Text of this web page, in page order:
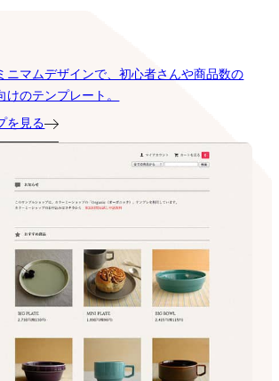
ニマムデザインで、初心者さんや商品数の
けのテンプレート。
を見る